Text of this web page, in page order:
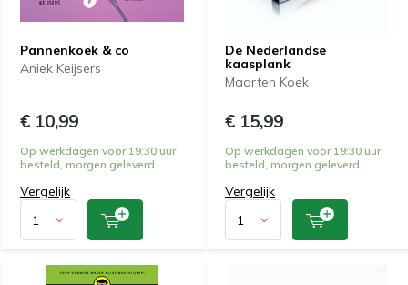
Pannenkoek & co
Aniek Keijsers
€ 10,99
Op werkdagen voor 19:30 uur
besteld, morgen geleverd
Vergelijk
De Nederlandse
kaasplank
Maarten Koek
€ 15,99
Op werkdagen voor 19:30 uur
besteld, morgen geleverd
Vergelijk